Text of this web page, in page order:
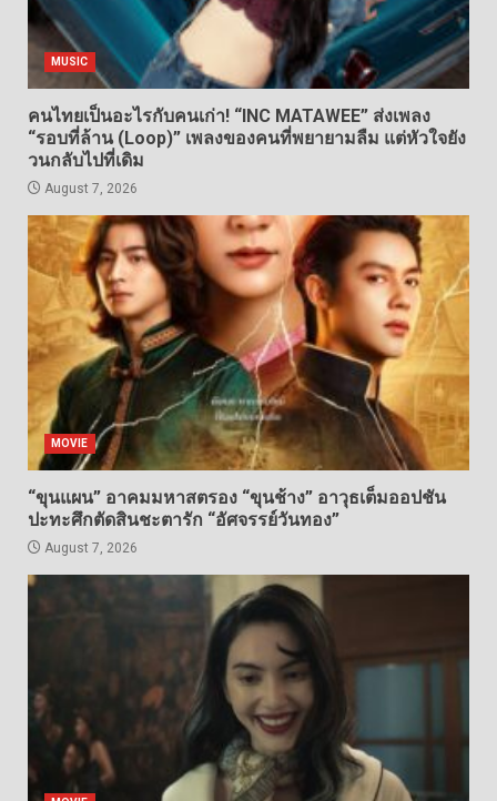
MUSIC
คนไทยเป็นอะไรกับคนเก่า! “INC MATAWEE” ส่งเพลง
“รอบที่ล้าน (Loop)” เพลงของคนที่พยายามลืม แต่หัวใจยัง
วนกลับไปที่เดิม
August 7, 2026
MOVIE
“ขุนแผน” อาคมมหาสตรอง “ขุนช้าง” อาวุธเต็มออปชัน
ปะทะศึกตัดสินชะตารัก “อัศจรรย์วันทอง”
August 7, 2026